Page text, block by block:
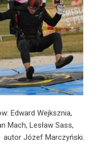
Edward Wejksznia,
Mach, Lesław Sass,
Józef Marczyński.